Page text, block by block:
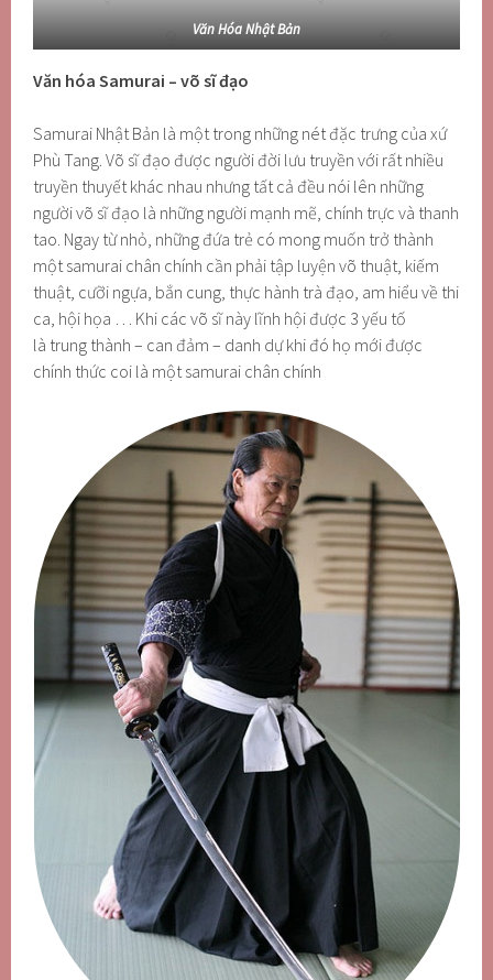
Văn Hóa Nhật Bản
Văn hóa Samurai – võ sĩ đạo
Samurai Nhật Bản là một trong những nét đặc trưng của xứ
Phù Tang. Võ sĩ đạo được người đời lưu truyền với rất nhiều
truyền thuyết khác nhau nhưng tất cả đều nói lên những
người võ sĩ đạo là những người mạnh mẽ, chính trực và thanh
tao. Ngay từ nhỏ, những đứa trẻ có mong muốn trở thành
một samurai chân chính cần phải tập luyện võ thuật, kiếm
thuật, cưỡi ngựa, bắn cung, thực hành trà đạo, am hiểu về thi
ca, hội họa … Khi các võ sĩ này lĩnh hội được 3 yếu tố
là trung thành – can đảm – danh dự khi đó họ mới được
chính thức coi là một samurai chân chính